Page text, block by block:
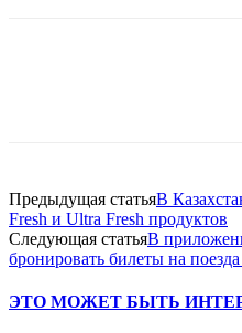
Предыдущая статьяВ
Fresh и Ultra Fresh продуктов
Следующая статьяВ
бронировать билеты на
ЭТО МОЖЕТ БЫТЬ